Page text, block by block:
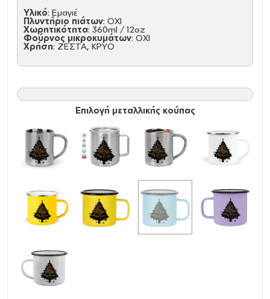
Υλικό: Εμαγιέ
Πλυντήριο πιάτων: ΟΧΙ
Χωρητικότητα: 360ml / 12oz
Φούρνος μικροκυμάτων: ΟΧΙ
Χρήση: ΖΕΣΤΑ, ΚΡΥΟ
Επιλογή μεταλλικής κούπας